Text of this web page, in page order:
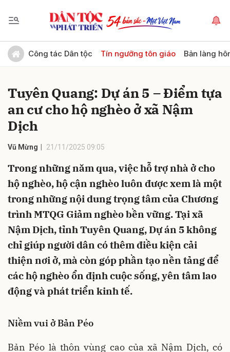
Công tác Dân tộc Tín ngưỡng tôn giáo Bản làng
Tuyên Quang: Dự án 5 – Điểm tựa
an cư cho hộ nghèo ở xã Nậm
Dịch
Vũ Mừng 21/11/2025 09:05
Trong những năm qua, việc hỗ trợ nhà ở cho
hộ nghèo, hộ cận nghèo luôn được xem là một
trong những nội dung trọng tâm của Chương
trình MTQG Giảm nghèo bền vững. Tại xã
Nậm Dịch, tỉnh Tuyên Quang, Dự án 5 không
chỉ giúp người dân có thêm điều kiện cải
thiện nơi ở, mà còn góp phần tạo nền tảng để
các hộ nghèo ổn định cuộc sống, yên tâm lao
động và phát triển kinh tế.
Niềm vui ở Bản Péo
Bản Péo là thôn vùng cao của xã Nậm Dịch, có
Gửi bình luận